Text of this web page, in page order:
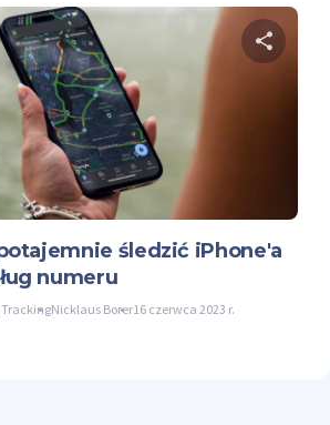
śledzić iPhone'a
numeru
TrackingNicklaus Borer16 czerwca 2023 r.